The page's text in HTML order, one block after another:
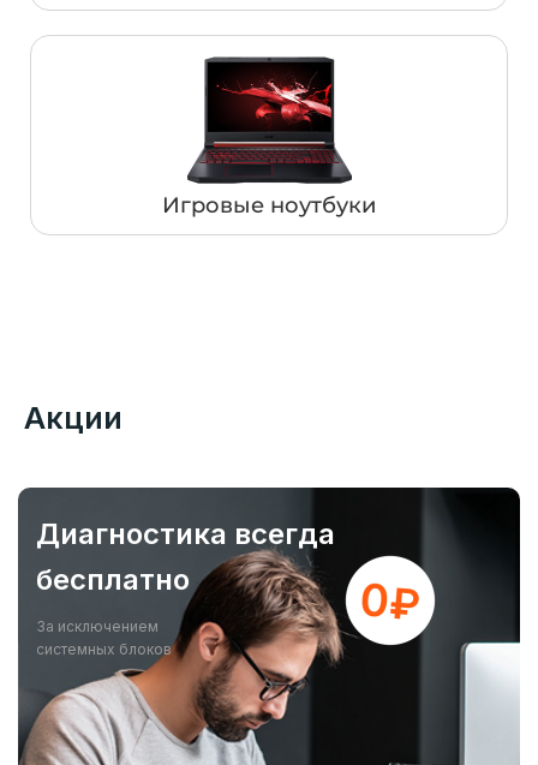
Игровые ноутбуки
Акции
Диагностика всегда
бесплатно
За исключением
системных блоков